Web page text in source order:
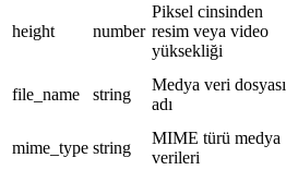
height number
Piksel cinsinden
resim veya video
yüksekliği
file_name string
Medya veri dosyası
adı
mime_type string
MIME türü medya
verileri